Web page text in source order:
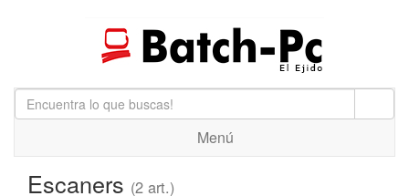
Menú
Escaners (2 art.)